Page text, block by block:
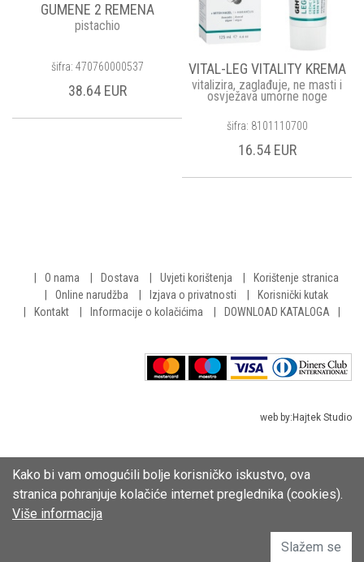
GUMENE 2 REMENA
pistachio
šifra: 470760000537
38.64 EUR
VITAL-LEG VITALITY KREMA
vitalizira, zaglađuje, ne masti i
osvježava umorne noge
šifra: 8101110700
16.54 EUR
O nama Dostava Uvjeti korištenja
Korištenje stranica
Online narudžba
Izjava o privatnosti
Korisnički kutak
Kontakt
Informacije o kolačićima DOWNLOAD KATALOGA
web by: Hajtek Studio
Kako bi vam omogućili bolje korisničko iskustvo, ova
stranica pohranjuje kolačiće internet preglednika (cookies).
Više informacija
Slažem se